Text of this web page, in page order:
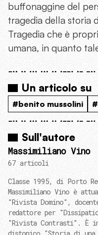
buffonaggine del
tragedia della storia
Tragedia che è
umana, in quanto
Un articolo su
#benito mussolini
Sull'autore
Massimiliano Vino
67 articoli
Classe 1995, di Porto
Massimiliano Vino è
"Rivista Domino",
redattore per
"Rivista Contrasti". È